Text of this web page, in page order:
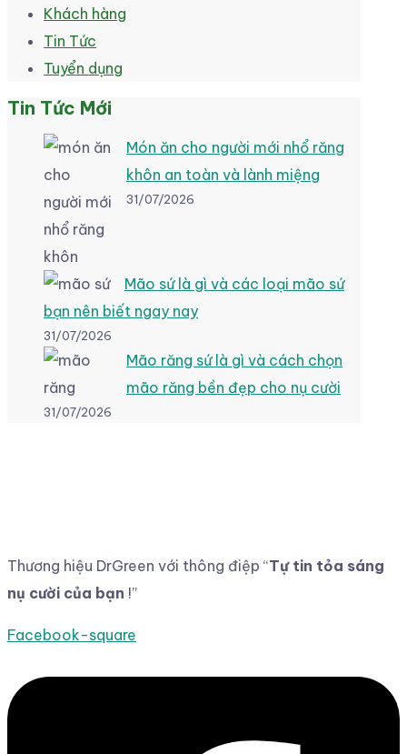
Khách hàng
Tin Tức
Tuyển dụng
Tin Tức Mới
Món ăn cho người mới nhổ răng
khôn an toàn và lành miệng
31/07/2026
Mão sứ là gì và các loại mão sứ
bạn nên biết ngay nay
31/07/2026
Mão răng sứ là gì và cách chọn
mão răng bền đẹp cho nụ cười
31/07/2026
Thương hiệu DrGreen với thông điệp “Tự tin tỏa sáng
nụ cười của bạn !”
Facebook-square